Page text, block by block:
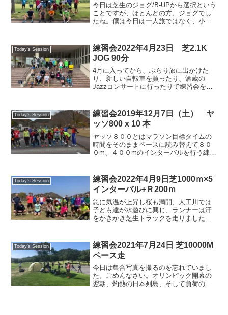
今日は芝生のジョグ/B-UPから選択という
ことですが、ほとんどの方、ジョグでし
たね。僕は今日は一人旅ではなく、小泉
ジョグでついていけなくなり、最後は一
人のんびりジョグでし...
Today's Session
練習会2022年4月23日 芝2.1K
JOG 90分
4月に入ってから、ぶらり旅に出かけた
り、新しい自転車を買ったり、酒蔵の
Jazzコンサートに行ったりで練習会をサ
いさお号も運休だったので、これまた久
しぶりに野洲駅からウォ...
Today's Session
練習会2019年12月7日（土） ヤ
ッソ800 x 10 本
ヤッソ８００とはマラソン目標タイムの
時間をそのままペースに読み替えて８０
０m、４００mのインターバルを行う練習
分ペース）で、次に４００mを４分（キ
ロ換算で10分ペース...
Today's Session
練習会2022年4月9日芝1000ｍ×5
インターバル+Ｒ200ｍ
急に気温が上昇し桜も満開、人工川では
子ども達が水遊びに興じ、ランナーは汗
をかきかき芝生トラックを走りました。
られて走りにくく感じましたが、皆さん
元気に力走しました。今日...
Today's Session
練習会2021年7月24日 芝10000M
ペース走
今日は集合写真を撮るのを忘れていまし
た。ごめんなさい。オリンピック開幕の
翌朝、灼熱の日本列島、そして負荷のか